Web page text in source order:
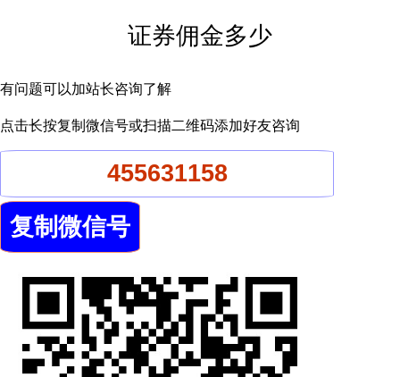
证券佣金多少
有问题可以加站长咨询了解
点击长按复制微信号或扫描二维码添加好友咨询